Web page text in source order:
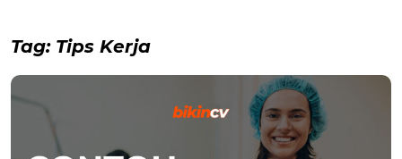
Tag: Tips Kerja